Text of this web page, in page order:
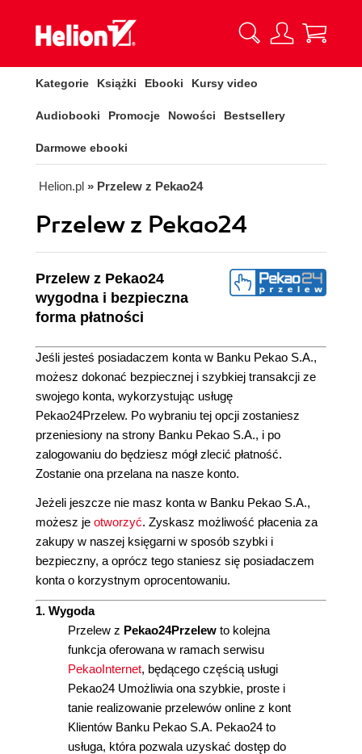
Kategorie Książki Ebooki Kursy video
Audiobooki Promocje Nowości Bestsellery
Darmowe ebooki
Helion.pl » Przelew z Pekao24
Przelew z Pekao24
Przelew z Pekao24
wygodna i bezpieczna
forma płatności
Jeśli jesteś posiadaczem konta w Banku Pekao S.A.,
możesz dokonać bezpiecznej i szybkiej transakcji ze
swojego konta, wykorzystując usługę
Pekao24Przelew. Po wybraniu tej opcji zostaniesz
przeniesiony na strony Banku Pekao S.A., i po
zalogowaniu do będziesz mógł zlecić płatność.
Zostanie ona przelana na nasze konto.
Jeżeli jeszcze nie masz konta w Banku Pekao S.A.,
możesz je otworzyć. Zyskasz możliwość płacenia za
zakupy w naszej księgarni w sposób szybki i
bezpieczny, a oprócz tego staniesz się posiadaczem
konta o korzystnym oprocentowaniu.
1. Wygoda
Przelew z Pekao24Przelew to kolejna
funkcja oferowana w ramach serwisu
PekaoInternet, będącego częścią usługi
Pekao24 Umożliwia ona szybkie, proste i
tanie realizowanie przelewów online z kont
Klientów Banku Pekao S.A. Pekao24 to
usługa, która pozwala uzyskać dostęp do